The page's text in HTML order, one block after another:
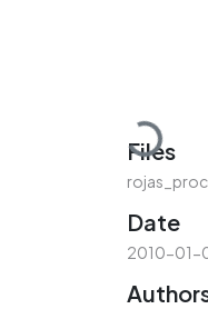
Loading...
Files
Date
2010-01-